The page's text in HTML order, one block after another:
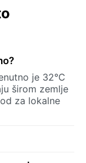
je 32°C
širom zemlje
za lokalne